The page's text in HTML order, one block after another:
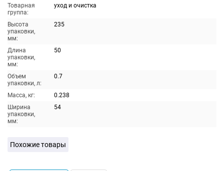
Товарная
группа:
уход и очистка
Высота
упаковки,
мм:
235
Длина
упаковки,
мм:
50
Объем
упаковки, л:
0.7
Масса, кг:
0.238
Ширина
упаковки,
мм:
54
Похожие товары